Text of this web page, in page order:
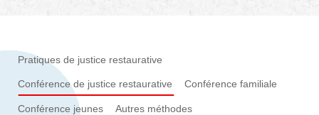
Pratiques de justice restaurative
Conférence de justice restaurative Conférence familiale
Conférence jeunes Autres méthodes